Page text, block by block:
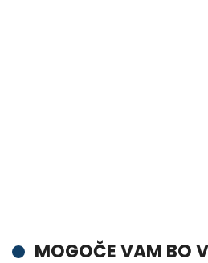
MOGOČE VAM BO